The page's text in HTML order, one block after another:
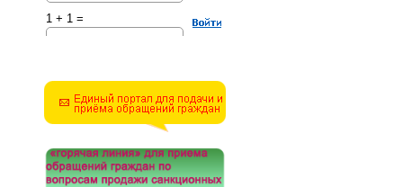
1 + 1 =